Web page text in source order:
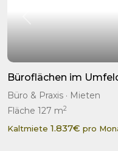
Previous
Büroflächen im
Büro & Praxis · Mieten
Fläche 127 m2
Kaltmiete 1.837€ pro